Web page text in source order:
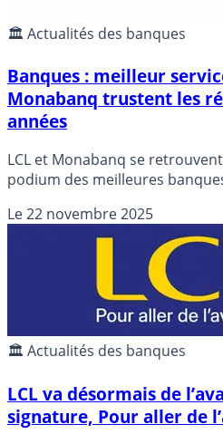
🏛️ Actualités des banques
Banques : meilleur
Monabanq trustent les
années
LCL et Monabanq se
podium des meilleures
Le22 novembre 2025
🏛️ Actualités des banques
LCL va désormais de
signature, Pour aller de